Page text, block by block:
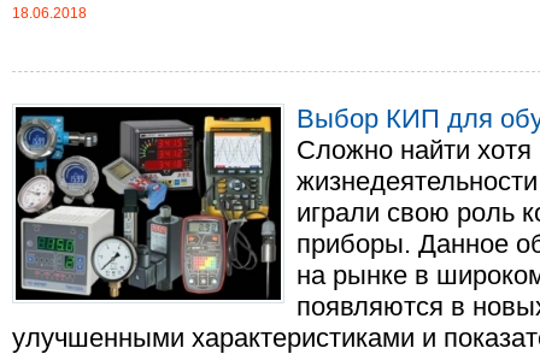
18.06.2018
Выбор КИП для
Сложно найти
играли свою роль
приборы. Данное
на рынке в
появляются в
улучшенными характеристиками и